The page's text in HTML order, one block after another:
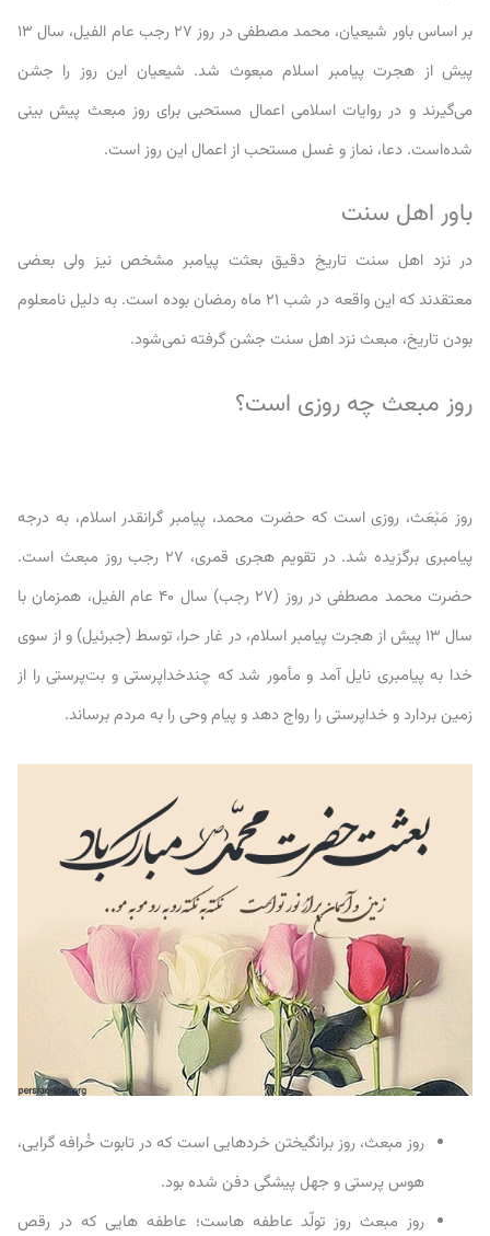
بر اساس باور شیعیان، محمد مصطفی در روز ۲۷ رجب عام الفیل، سال ۱۳
پیش از هجرت پیامبر اسلام مبعوث شد. شیعیان این روز را جشن
می‌گیرند و در روایات اسلامی اعمال مستحبی برای روز مبعث پیش بینی
شده‌است. دعا، نماز و غسل مستحب از اعمال این روز است.
باور اهل سنت
در نزد اهل سنت تاریخ دقیق بعثت پیامبر مشخص نیز ولی بعضی
معتقدند که این واقعه در شب ۲۱ ماه رمضان بوده است. به دلیل نامعلوم
بودن تاریخ، مبعث نزد اهل سنت جشن گرفته نمی‌شود.
روز مبعث چه روزی است؟
روز مَبْعَث، روزی است که حضرت محمد، پیامبر گرانقدر اسلام، به درجه
پیامبری برگزیده شد. در تقویم هجری قمری، ۲۷ رجب روز مبعث است.
حضرت محمد مصطفی در روز (۲۷ رجب) سال ۴۰ عام الفیل، همزمان با
سال ۱۳ پیش از هجرت پیامبر اسلام، در غار حرا، توسط (جبرئیل) و از سوی
خدا به پیامبری نایل آمد و مأمور شد که چندخداپرستی و بت‌پرستی را از
زمین بردارد و خداپرستی را رواج دهد و پیام وحی را به مردم برساند.
روز مبعث، روز برانگیختن خردهایی است که در تابوت خُرافه گرایی،
هوس پرستی و جهل پیشگی دفن شده بود.
روز مبعث روز تولّد عاطفه هاست؛ عاطفه هایی که در رقص